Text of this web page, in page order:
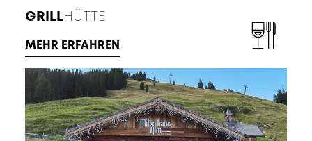
GRILLHÜTTE
MEHR ERFAHREN